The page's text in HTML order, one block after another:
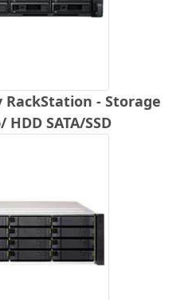
RackStation - Storage
HDD SATA/SSD